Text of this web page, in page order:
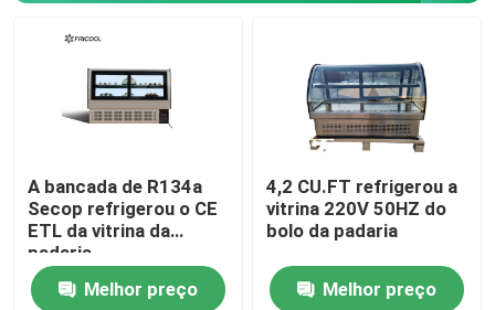
refrigerador da exposição da carne
Fabricante de gelo comercial
Distribuidor congelado da bebida
Caminhada nos refrigeradores
A bancada de R134a
Secop refrigerou o CE
ETL da vitrina da
padaria
Melhor preço
4,2 CU.FT refrigerou a
vitrina 220V 50HZ do
bolo da padaria
Melhor preço